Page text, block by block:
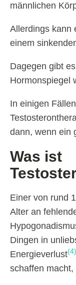
männlichen
Allerdings kann
einem
Dagegen gibt
Hormonspiegel
In einigen
dann, wenn ein
Was ist
Einer von rund
Alter an
Dingen in
Energieverlust(4)
schaffen